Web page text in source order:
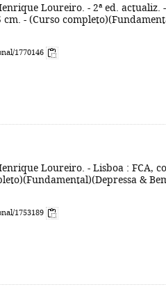
Loureiro. - 2ª ed. actualiz. -
cm. - (Curso
1770146
Loureiro. - Lisboa : FCA,
&
1753189